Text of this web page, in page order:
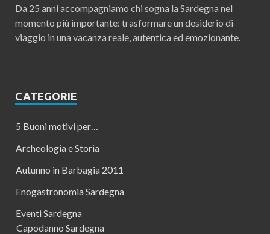
Da 25 anni accompagniamo chi sogna la Sardegna nel
momento più importante: trasformare un desiderio di
viaggio in una vacanza reale, autentica ed emozionante.
CATEGORIE
5 Buoni motivi per…
Archeologia e Storia
Autunno in Barbagia 2011
Enogastronomia Sardegna
Eventi Sardegna
Capodanno Sardegna